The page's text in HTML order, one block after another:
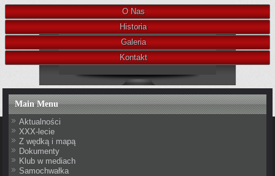
O Nas
Historia
Galeria
Kontakt
Main Menu
Aktualności
XXX-lecie
Z wędką i mapą
Dokumenty
Klub w mediach
Samochwałka